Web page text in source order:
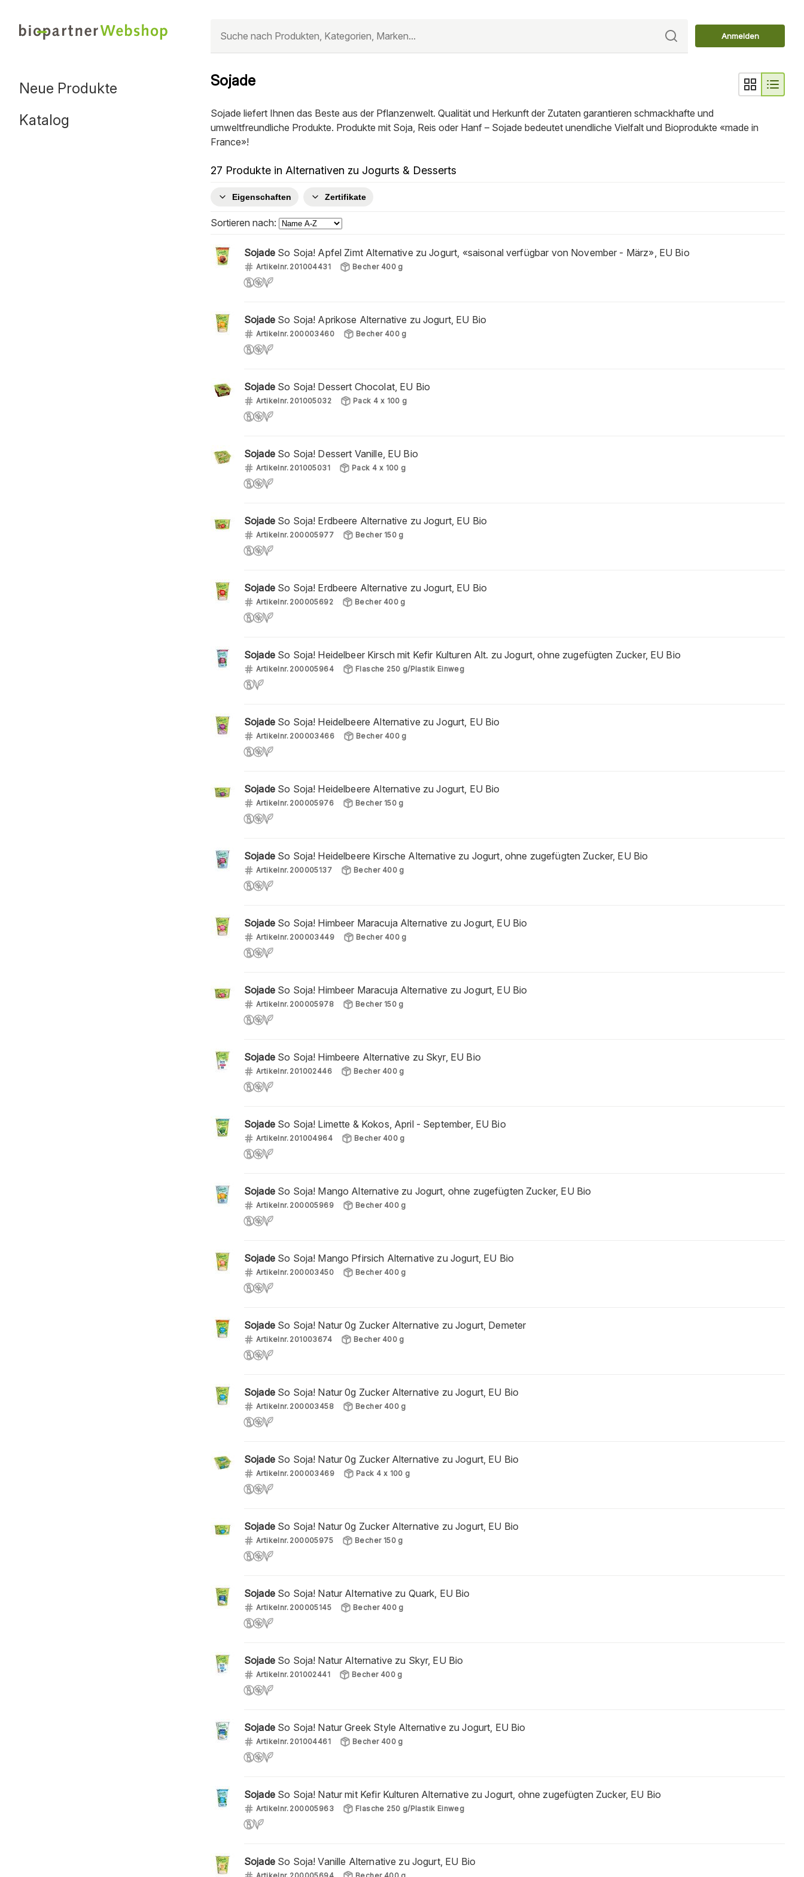
Neue Produkte
Katalog
Anmelden
Sojade
Sojade liefert Ihnen das Beste aus der Pflanzenwelt. Qualität und Herkunft der Zutaten garantieren schmackhafte und
umweltfreundliche Produkte. Produkte mit Soja, Reis oder Hanf – Sojade bedeutet unendliche Vielfalt und Bioprodukte «made in
France»!
27 Produkte in Alternativen zu Jogurts & Desserts
Eigenschaften Zertifikate
Sortieren nach:
Sojade So Soja! Apfel Zimt Alternative zu Jogurt, «saisonal verfügbar von November - März», EU Bio
Artikelnr. 201004431 Becher 400 g
Sojade So Soja! Aprikose Alternative zu Jogurt, EU Bio
Artikelnr. 200003460 Becher 400 g
Sojade So Soja! Dessert Chocolat, EU Bio
Artikelnr. 201005032 Pack 4 x 100 g
Sojade So Soja! Dessert Vanille, EU Bio
Artikelnr. 201005031 Pack 4 x 100 g
Sojade So Soja! Erdbeere Alternative zu Jogurt, EU Bio
Artikelnr. 200005977 Becher 150 g
Sojade So Soja! Erdbeere Alternative zu Jogurt, EU Bio
Artikelnr. 200005692 Becher 400 g
Sojade So Soja! Heidelbeer Kirsch mit Kefir Kulturen Alt. zu Jogurt, ohne zugefügten Zucker, EU Bio
Artikelnr. 200005964 Flasche 250 g/Plastik Einweg
Sojade So Soja! Heidelbeere Alternative zu Jogurt, EU Bio
Artikelnr. 200003466 Becher 400 g
Sojade So Soja! Heidelbeere Alternative zu Jogurt, EU Bio
Artikelnr. 200005976 Becher 150 g
Sojade So Soja! Heidelbeere Kirsche Alternative zu Jogurt, ohne zugefügten Zucker, EU Bio
Artikelnr. 200005137 Becher 400 g
Sojade So Soja! Himbeer Maracuja Alternative zu Jogurt, EU Bio
Artikelnr. 200003449 Becher 400 g
Sojade So Soja! Himbeer Maracuja Alternative zu Jogurt, EU Bio
Artikelnr. 200005978 Becher 150 g
Sojade So Soja! Himbeere Alternative zu Skyr, EU Bio
Artikelnr. 201002446 Becher 400 g
Sojade So Soja! Limette & Kokos, April - September, EU Bio
Artikelnr. 201004964 Becher 400 g
Sojade So Soja! Mango Alternative zu Jogurt, ohne zugefügten Zucker, EU Bio
Artikelnr. 200005969 Becher 400 g
Sojade So Soja! Mango Pfirsich Alternative zu Jogurt, EU Bio
Artikelnr. 200003450 Becher 400 g
Sojade So Soja! Natur 0g Zucker Alternative zu Jogurt, Demeter
Artikelnr. 201003674 Becher 400 g
Sojade So Soja! Natur 0g Zucker Alternative zu Jogurt, EU Bio
Artikelnr. 200003458 Becher 400 g
Sojade So Soja! Natur 0g Zucker Alternative zu Jogurt, EU Bio
Artikelnr. 200003469 Pack 4 x 100 g
Sojade So Soja! Natur 0g Zucker Alternative zu Jogurt, EU Bio
Artikelnr. 200005975 Becher 150 g
Sojade So Soja! Natur Alternative zu Quark, EU Bio
Artikelnr. 200005145 Becher 400 g
Sojade So Soja! Natur Alternative zu Skyr, EU Bio
Artikelnr. 201002441 Becher 400 g
Sojade So Soja! Natur Greek Style Alternative zu Jogurt, EU Bio
Artikelnr. 201004461 Becher 400 g
Sojade So Soja! Natur mit Kefir Kulturen Alternative zu Jogurt, ohne zugefügten Zucker, EU Bio
Artikelnr. 200005963 Flasche 250 g/Plastik Einweg
Sojade So Soja! Vanille Alternative zu Jogurt, EU Bio